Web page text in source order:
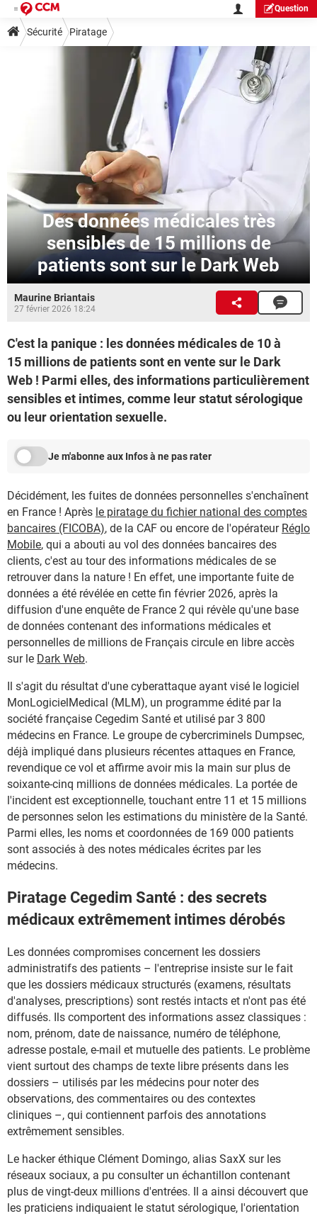
Question
Sécurité Piratage
Des données médicales très
sensibles de 15 millions de
patients sont sur le Dark Web
Maurine Briantais
27 février 2026 18:24
C'est la panique : les données médicales de 10 à
15 millions de patients sont en vente sur le Dark
Web ! Parmi elles, des informations particulièrement
sensibles et intimes, comme leur statut sérologique
ou leur orientation sexuelle.
Je m'abonne aux Infos à ne pas rater
Décidément, les fuites de données personnelles s'enchaînent
en France ! Après le piratage du fichier national des comptes
bancaires (FICOBA), de la CAF ou encore de l'opérateur Réglo
Mobile, qui a abouti au vol des données bancaires des
clients, c'est au tour des informations médicales de se
retrouver dans la nature ! En effet, une importante fuite de
données a été révélée en cette fin février 2026, après la
diffusion d'une enquête de France 2 qui révèle qu'une base
de données contenant des informations médicales et
personnelles de millions de Français circule en libre accès
sur le Dark Web.
Il s'agit du résultat d'une cyberattaque ayant visé le logiciel
MonLogicielMedical (MLM), un programme édité par la
société française Cegedim Santé et utilisé par 3 800
médecins en France. Le groupe de cybercriminels Dumpsec,
déjà impliqué dans plusieurs récentes attaques en France,
revendique ce vol et affirme avoir mis la main sur plus de
soixante-cinq millions de données médicales. La portée de
l'incident est exceptionnelle, touchant entre 11 et 15 millions
de personnes selon les estimations du ministère de la Santé.
Parmi elles, les noms et coordonnées de 169 000 patients
sont associés à des notes médicales écrites par les
médecins.
Piratage Cegedim Santé : des secrets
médicaux extrêmement intimes dérobés
Les données compromises concernent les dossiers
administratifs des patients – l'entreprise insiste sur le fait
que les dossiers médicaux structurés (examens, résultats
d'analyses, prescriptions) sont restés intacts et n'ont pas été
diffusés. Ils comportent des informations assez classiques :
nom, prénom, date de naissance, numéro de téléphone,
adresse postale, e-mail et mutuelle des patients. Le problème
vient surtout des champs de texte libre présents dans les
dossiers – utilisés par les médecins pour noter des
observations, des commentaires ou des contextes
cliniques –, qui contiennent parfois des annotations
extrêmement sensibles.
Le hacker éthique Clément Domingo, alias SaxX sur les
réseaux sociaux, a pu consulter un échantillon contenant
plus de vingt-deux millions d'entrées. Il a ainsi découvert que
les praticiens indiquaient le statut sérologique, l'orientation